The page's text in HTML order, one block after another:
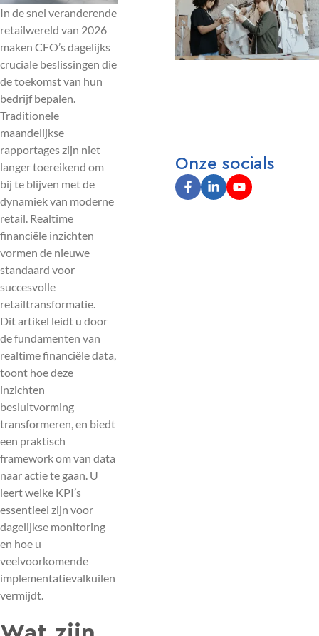
In de snel veranderende
retailwereld van 2026
maken CFO’s dagelijks
cruciale beslissingen die
de toekomst van hun
bedrijf bepalen.
Traditionele
maandelijkse
rapportages zijn niet
langer toereikend om
bij te blijven met de
dynamiek van moderne
retail. Realtime
financiële inzichten
vormen de nieuwe
standaard voor
succesvolle
retailtransformatie.
Dit artikel leidt u door
de fundamenten van
realtime financiële data,
toont hoe deze
inzichten
besluitvorming
transformeren, en biedt
een praktisch
framework om van data
naar actie te gaan. U
leert welke KPI’s
essentieel zijn voor
dagelijkse monitoring
en hoe u
veelvoorkomende
implementatievalkuilen
vermijdt.
Onze socials